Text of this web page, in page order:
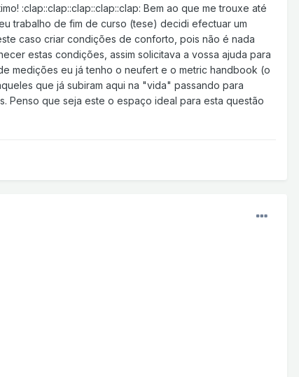
:clap::clap::clap::clap::clap: Bem ao que me trouxe até
trabalho de fim de curso (tese) decidi efectuar um
caso criar condições de conforto, pois não é nada
estas condições, assim solicitava a vossa ajuda para
medições eu já tenho o neufert e o metric handbook (o
que já subiram aqui na "vida" passando para
Penso que seja este o espaço ideal para esta questão